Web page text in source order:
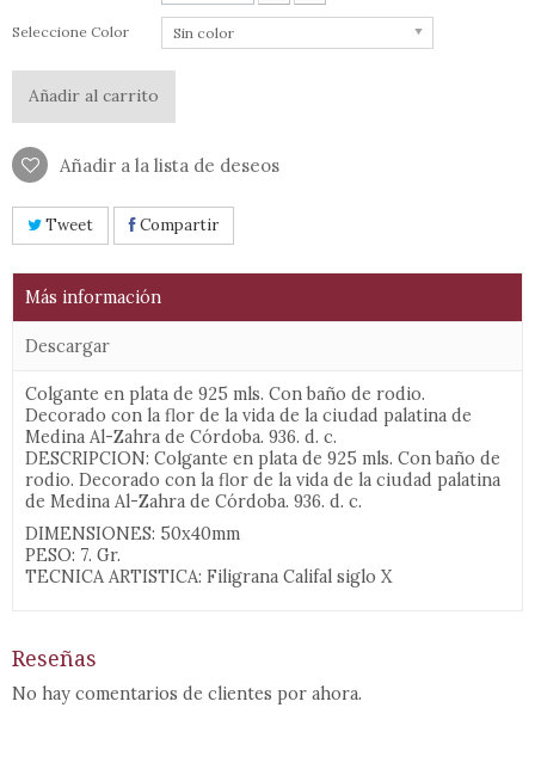
Seleccione Color Sin color
Añadir al carrito
Añadir a la lista de deseos
Tweet Compartir
Más información
Descargar
Colgante en plata de 925 mls. Con baño de rodio.
Decorado con la flor de la vida de la ciudad palatina de
Medina Al-Zahra de Córdoba. 936. d. c.
DESCRIPCION: Colgante en plata de 925 mls. Con baño de
rodio. Decorado con la flor de la vida de la ciudad palatina
de Medina Al-Zahra de Córdoba. 936. d. c.
DIMENSIONES: 50x40mm
PESO: 7. Gr.
TECNICA ARTISTICA: Filigrana Califal siglo X
Reseñas
No hay comentarios de clientes por ahora.